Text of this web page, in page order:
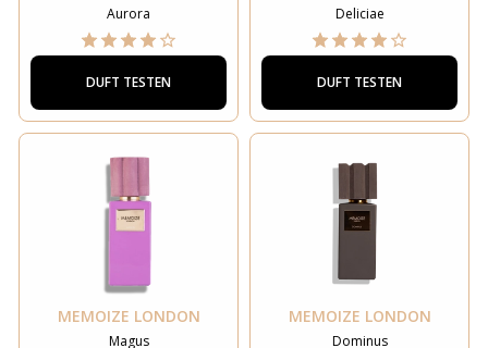
Aurora
DUFT TESTEN
Deliciae
DUFT TESTEN
MEMOIZE LONDON
Magus
MEMOIZE LONDON
Dominus